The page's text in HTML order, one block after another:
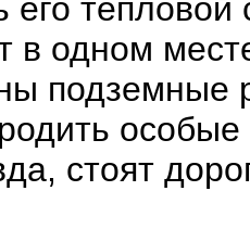
его
в одном
подземные
стоят